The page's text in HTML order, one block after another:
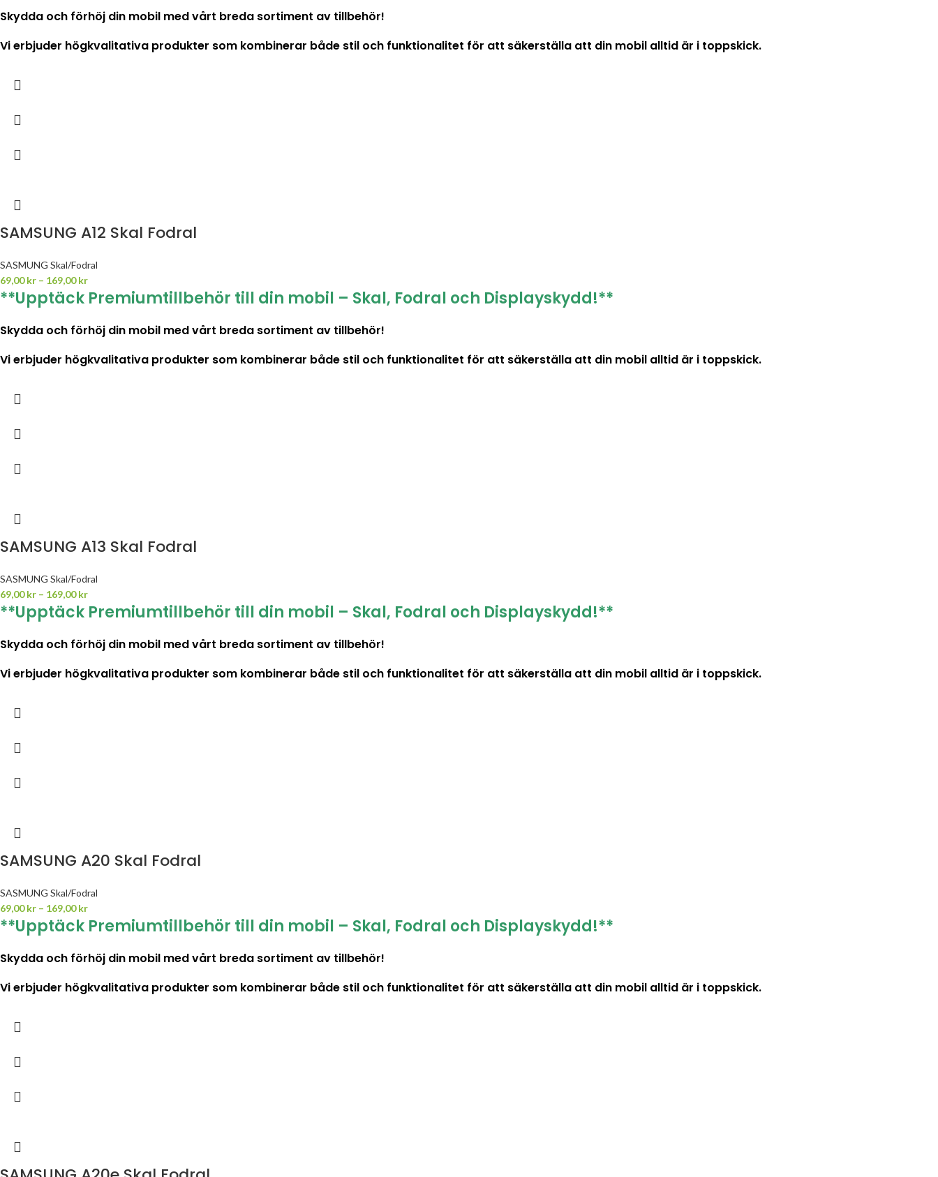
Skydda och förhöj din mobil med vårt breda sortiment av tillbehör!
Vi erbjuder högkvalitativa produkter som kombinerar både stil och funktionalitet för att säkerställa att din mobil alltid är i toppskick.
SAMSUNG A12 Skal Fodral
SASMUNG Skal/Fodral
69,00kr – 169,00kr
**Upptäck Premiumtillbehör till din mobil – Skal, Fodral och Displayskydd!**
Skydda och förhöj din mobil med vårt breda sortiment av tillbehör!
Vi erbjuder högkvalitativa produkter som kombinerar både stil och funktionalitet för att säkerställa att din mobil alltid är i toppskick.
SAMSUNG A13 Skal Fodral
SASMUNG Skal/Fodral
69,00kr – 169,00kr
**Upptäck Premiumtillbehör till din mobil – Skal, Fodral och Displayskydd!**
Skydda och förhöj din mobil med vårt breda sortiment av tillbehör!
Vi erbjuder högkvalitativa produkter som kombinerar både stil och funktionalitet för att säkerställa att din mobil alltid är i toppskick.
SAMSUNG A20 Skal Fodral
SASMUNG Skal/Fodral
69,00kr – 169,00kr
**Upptäck Premiumtillbehör till din mobil – Skal, Fodral och Displayskydd!**
Skydda och förhöj din mobil med vårt breda sortiment av tillbehör!
Vi erbjuder högkvalitativa produkter som kombinerar både stil och funktionalitet för att säkerställa att din mobil alltid är i toppskick.